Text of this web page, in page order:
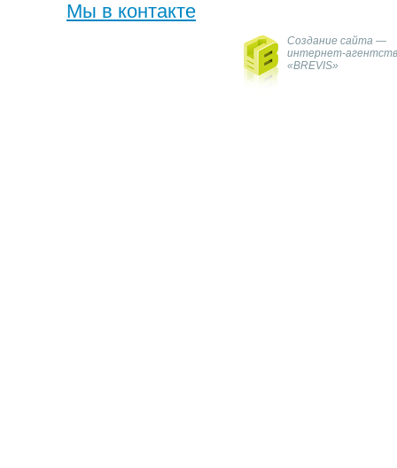
Мы в контакте
Создание сайта —
интернет-
«BREVIS»